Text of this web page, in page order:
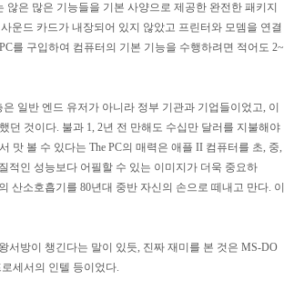
은 많은 기능들을 기본 사양으로 제공한 완전한 패키지
운드 카드가 내장되어 있지 않았고 프린터와 모뎀을 연결
를 구입하여 컴퓨터의 기본 기능을 수행하려면 적어도 2~
일반 엔드 유저가 아니라 정부 기관과 기업들이었고, 이
던 것이다. 불과 1, 2년 전 만해도 수십만 달러를 지불해야
맛 볼 수 있다는 The PC의 매력은 애플 II 컴퓨터를 초, 중,
적인 성능보다 어필할 수 있는 이미지가 더욱 중요하
소호흡기를 80년대 중반 자신의 손으로 떼내고 만다. 이
서방이 챙긴다는 말이 있듯, 진짜 재미를 본 것은 MS-DO
세서의 인텔 등이었다.